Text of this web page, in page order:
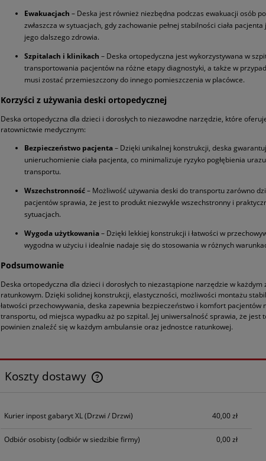
Ewakuacjach – Deska jest również niezbędna podczas ewakuacji osób
zwłaszcza w sytuacjach, gdy zachowanie pełnej stabilności ciała
jego dalszego zdrowia.
Szpitalach i klinikach – Deska ortopedyczna jest wykorzystywana w
transportowania pacjentów na różne etapy diagnostyki, a także w
musi zostać przemieszczony do innego pomieszczenia w placówce.
Korzyści z używania deski ortopedycznej
Deska ortopedyczna dla dzieci i dorosłych to niezawodne narzędzie, które
ratownictwie medycznym:
Bezpieczeństwo pacjenta– Dzięki unikalnej konstrukcji, deska
unieruchomienie ciała pacjenta, co minimalizuje ryzyko pogłębienia
transportu.
Wszechstronność– Możliwość używania deski do transportu zarówno
pacjentów sprawia, że jest to produkt niezwykle wszechstronny i
sytuacjach.
Wygoda użytkowania– Dzięki lekkiej konstrukcji i łatwości w
wygodna w użyciu i idealnie nadaje się do stosowania w różnych
Podsumowanie
Deska ortopedyczna dla dzieci i dorosłych to niezastąpione narzędzie w każdym
ratunkowym. Dzięki solidnej konstrukcji, elastyczności, możliwości montażu
łatwości przechowywania, deska zapewnia bezpieczeństwo i komfort pacjentów
transportu, od miejsca wypadku aż po szpital. Jej uniwersalność sprawia, że jest
powinien znaleźć się w każdym ambulansie oraz jednostce ratunkowej.
Koszty dostawy
płatności
Kurier inpost gabaryt XL(Drzwi / Drzwi) 40,00 zł
Odbiór osobisty(odbiór w siedzibie firmy) 0,00 zł